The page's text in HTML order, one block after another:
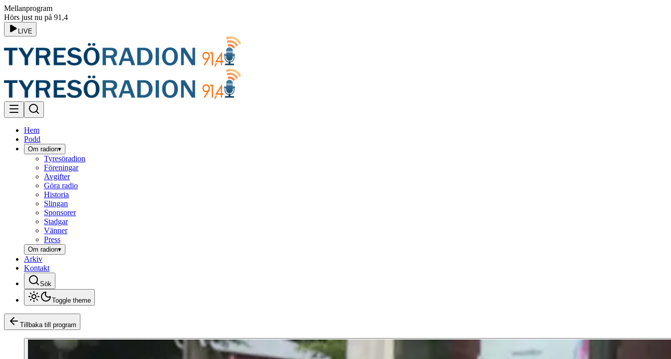
Mellanprogram
Hörs just nu på 91,4
LIVE
Hem
Podd
Om radion▾
Tyresöradion
Föreningar
Avgifter
Göra radio
Historia
Slingan
Sponsorer
Stadgar
Vänner
Press
Om radion▾
Arkiv
Kontakt
Sök
Toggle theme
Tillbaka till program